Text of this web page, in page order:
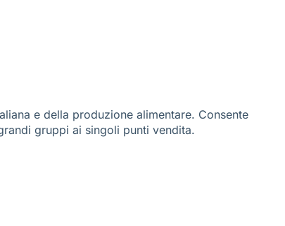
e della produzione alimentare. Consente
gruppi ai singoli punti vendita.